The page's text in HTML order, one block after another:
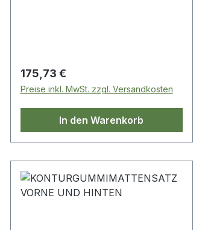
Regulärer Preis:
175,73 €
Preise inkl. MwSt. zzgl. Versandkosten
In den Warenkorb